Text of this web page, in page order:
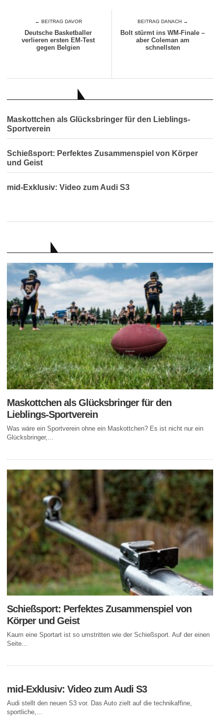
← BEITRAG DAVOR
Deutsche Basketballer
verlieren ersten EM-Test
gegen Belgien
BEITRAG DANACH →
Bolt stürmt ins WM-Finale –
aber Coleman am
schnellsten
Maskottchen als Glücksbringer für den Lieblings-
Sportverein
Schießsport: Perfektes Zusammenspiel von Körper
und Geist
mid-Exklusiv: Video zum Audi S3
Maskottchen als Glücksbringer für den
Lieblings-Sportverein
Was wäre ein Sportverein ohne ein Maskottchen? Es ist nicht nur ein
Glücksbringer,...
Schießsport: Perfektes Zusammenspiel von
Körper und Geist
Kaum eine Sportart ist so umstritten wie der Schießsport. Auf der einen
Seite...
mid-Exklusiv: Video zum Audi S3
Audi stellt den neuen S3 vor. Das Auto zielt auf die technikaffine,
sportliche,...